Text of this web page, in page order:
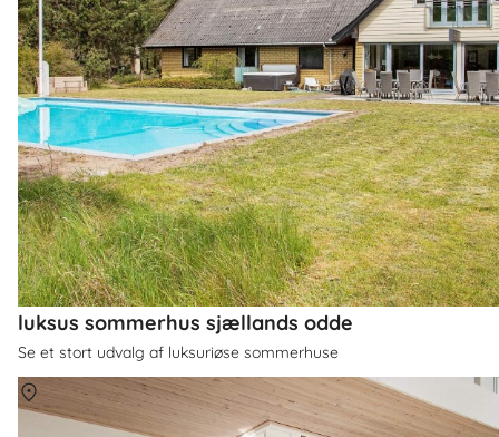
luksus sommerhus sjællands odde
Se et stort udvalg af luksuriøse sommerhuse
Om Århus Bugt